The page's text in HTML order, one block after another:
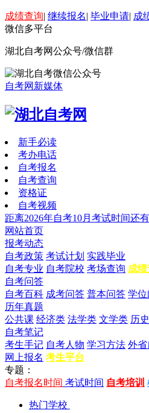
成绩查询| 继续报名| 毕业申请| 成
微信多平台
湖北自考网公众号/微信群
自考网新媒体
新手必读
考办电话
自考报名
自考查询
资格证
自考视频
距离2026年自考10月考试时间还有
网站首页
报考动态
自考政策 考试计划 实践毕业
自考专业 自考院校 考场查询 成
自考问答
自考百科 成考问答 普本问答 学
历年真题
公共课 经济类 法学类 文学类 历
自考笔记
考生手记 自考人物 学习方法 外
网上报名 考生平台
专题：
自考报名时间 考试时间 自考培训
热门学校